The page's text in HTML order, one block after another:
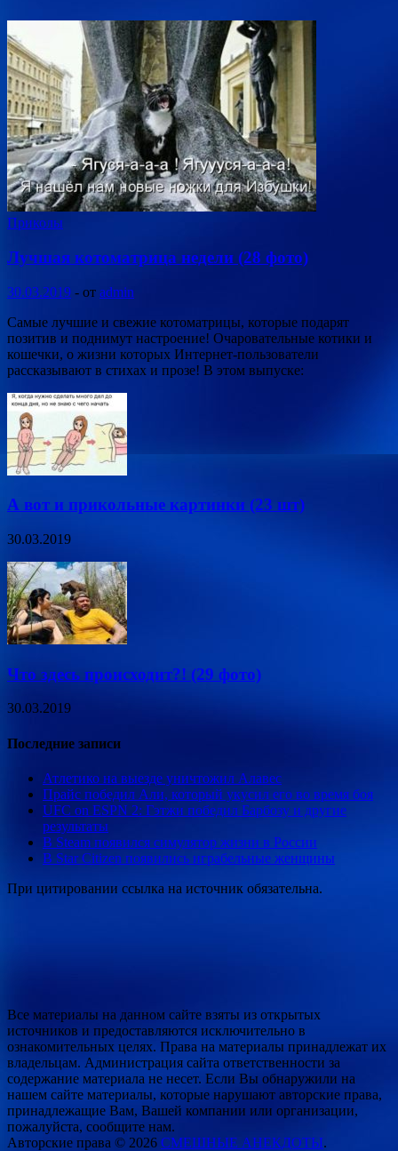
Приколы
Лучшая котоматрица недели (28 фото)
30.03.2019 - от admin
Самые лучшие и свежие котоматрицы, которые подарят
позитив и поднимут настроение! Очаровательные котики и
кошечки, о жизни которых Интернет-пользователи
рассказывают в стихах и прозе! В этом выпуске:
А вот и прикольные картинки (23 шт)
30.03.2019
Что здесь происходит?! (29 фото)
30.03.2019
Последние записи
Атлетико на выезде уничтожил Алавес
Прайс победил Али, который укусил его во время боя
UFC on ESPN 2: Гэтжи победил Барбозу и другие
результаты
В Steam появился симулятор жизни в России
В Star Citizen появились играбельные женщины
При цитировании ссылка на источник обязательна.
Все материалы на данном сайте взяты из открытых
источников и предоставляются исключительно в
ознакомительных целях. Права на материалы принадлежат их
владельцам. Администрация сайта ответственности за
содержание материала не несет. Если Вы обнаружили на
нашем сайте материалы, которые нарушают авторские права,
принадлежащие Вам, Вашей компании или организации,
пожалуйста, сообщите нам.
Авторские права © 2026 СМЕШНЫЕ АНЕКДОТЫ.